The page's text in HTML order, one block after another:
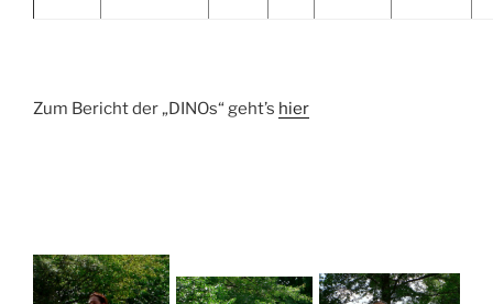
Zum Bericht der „DINOs“ geht’s hier